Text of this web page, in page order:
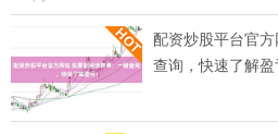
配资炒股平台官
查询，快速了解